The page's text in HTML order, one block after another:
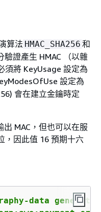
算法 HMAC_SHA256 和
驗證產生 HMAC （以雜
須將 KeyUsage 設定為
設定為
會在建立金鑰時定
MAC，但也可以在服
，因此值 16 預期十六
data